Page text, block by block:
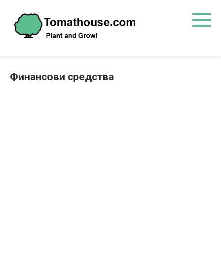
съдържанието
Финансови средства